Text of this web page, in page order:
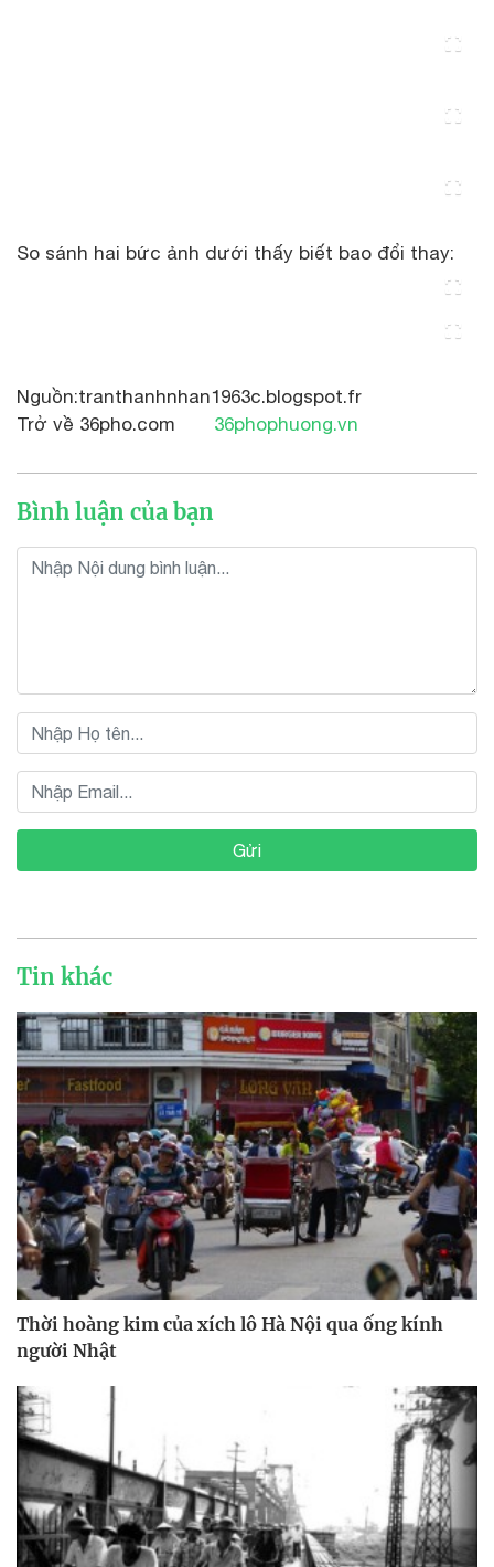
So sánh hai bức ảnh dưới thấy biết bao đổi thay:
Nguồn:tranthanhnhan1963c.blogspot.fr
Trở về 36pho.com 36phophuong.vn
Bình luận của bạn
Gửi
Tin khác
Thời hoàng kim của xích lô Hà Nội qua ống kính
người Nhật